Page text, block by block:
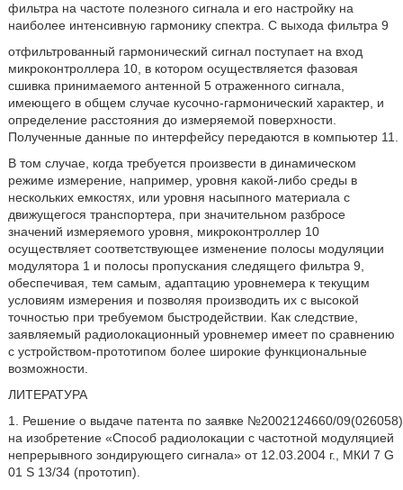
фильтра на частоте полезного сигнала и его настройку на
наиболее интенсивную гармонику спектра. С выхода фильтра 9
отфильтрованный гармонический сигнал поступает на вход
микроконтроллера 10, в котором осуществляется фазовая
сшивка принимаемого антенной 5 отраженного сигнала,
имеющего в общем случае кусочно-гармонический характер, и
определение расстояния до измеряемой поверхности.
Полученные данные по интерфейсу передаются в компьютер 11.
В том случае, когда требуется произвести в динамическом
режиме измерение, например, уровня какой-либо среды в
нескольких емкостях, или уровня насыпного материала с
движущегося транспортера, при значительном разбросе
значений измеряемого уровня, микроконтроллер 10
осуществляет соответствующее изменение полосы модуляции
модулятора 1 и полосы пропускания следящего фильтра 9,
обеспечивая, тем самым, адаптацию уровнемера к текущим
условиям измерения и позволяя производить их с высокой
точностью при требуемом быстродействии. Как следствие,
заявляемый радиолокационный уровнемер имеет по сравнению
с устройством-прототипом более широкие функциональные
возможности.
ЛИТЕРАТУРА
1. Решение о выдаче патента по заявке №2002124660/09(026058)
на изобретение «Способ радиолокации с частотной модуляцией
непрерывного зондирующего сигнала» от 12.03.2004 г., МКИ 7 G
01 S 13/34 (прототип).